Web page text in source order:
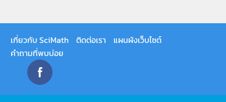
เกี่ยวกับ SciMath ติดต่อเรา
แผนผังเว็บไซต์
คำถามที่พบบ่อย